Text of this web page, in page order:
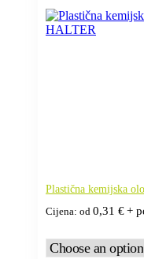
Plastična kemijska
Cijena: od 0,31 €+